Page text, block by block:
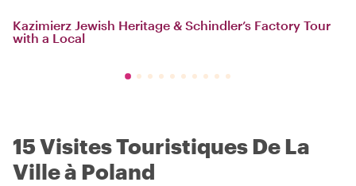
Kazimierz Jewish Heritage & Schindler’s Factory Tour
with a Local
15 Visites Touristiques De La
Ville à Poland